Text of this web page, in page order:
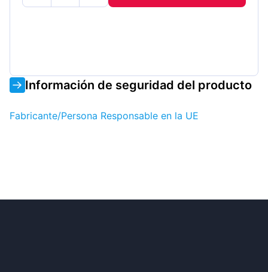
Información de seguridad del producto
Fabricante/Persona Responsable en la UE